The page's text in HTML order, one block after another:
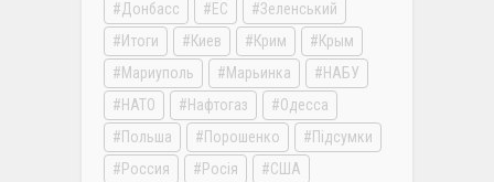
Донбасс
ЕС
Зеленський
Итоги
Киев Крим
Крым
Мариуполь
Марьинка
НАБУ
НАТО
Нафтогаз
Одесса
Польша
Порошенко
Підсумки
Россия
Росія США